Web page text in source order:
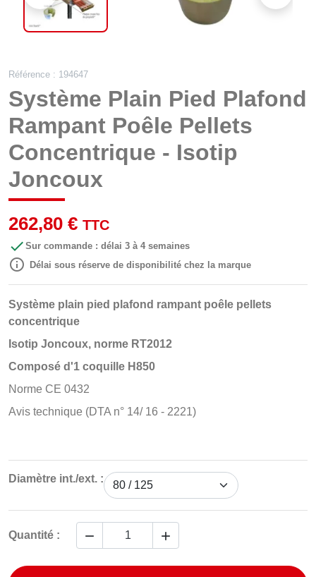
Référence : 194647
Système Plain Pied Plafond
Rampant Poêle Pellets
Concentrique - Isotip
Joncoux
262,80 € TTC
 Sur commande : délai 3 à 4 semaines
 Délai sous réserve de disponibilité chez la marque
Système plain pied plafond rampant poêle pellets
concentrique
Isotip Joncoux, norme RT2012
Composé d'1 coquille H850
Norme CE 0432
Avis technique (DTA n° 14/ 16 - 2221)
Diamètre int./ext. :
Quantité :  